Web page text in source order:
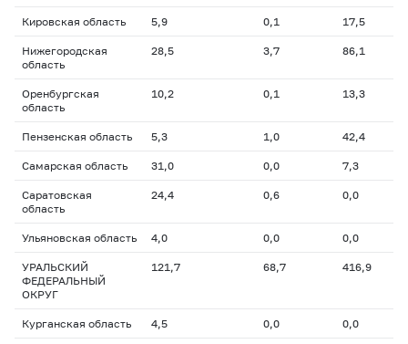
Кировская область 5,9 0,1 17,5
Нижегородская
область
28,5 3,7 86,1
Оренбургская
область
10,2 0,1 13,3
Пензенская область 5,3 1,0 42,4
Самарская область 31,0 0,0 7,3
Саратовская
область
24,4 0,6 0,0
Ульяновская область 4,0 0,0 0,0
УРАЛЬСКИЙ
ФЕДЕРАЛЬНЫЙ
ОКРУГ
121,7 68,7 416,9
Курганская область 4,5 0,0 0,0